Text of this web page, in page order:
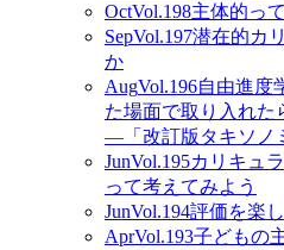
OctVol.198主体的っ
SepVol.197潜在的カ
か
AugVol.196自由進度
た場面で取り入れた
―「改訂版タキソノ
JunVol.195カリキュ
って考えてみよう
JunVol.194評価を楽
AprVol.193子どもの